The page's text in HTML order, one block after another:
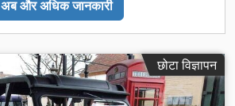
अब और अधिक जानकारी
छोटा विज्ञापन